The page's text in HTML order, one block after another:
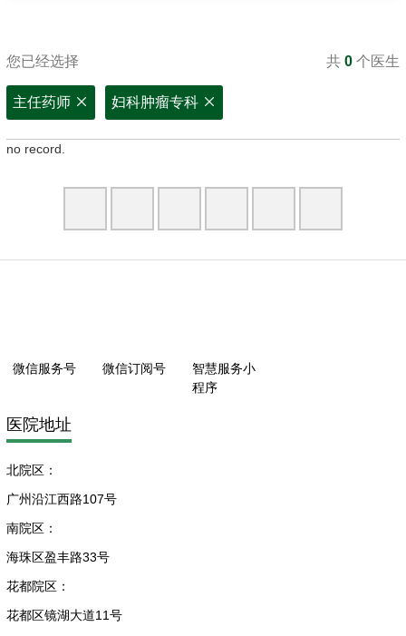
您已经选择 共 0 个医生
主任药师 妇科肿瘤专科
no record.
微信服务号 微信订阅号
智慧服务小
程序
医院地址
北院区：
广州沿江西路107号
南院区：
海珠区盈丰路33号
花都院区：
花都区镜湖大道11号